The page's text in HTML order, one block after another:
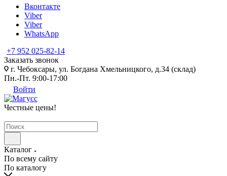
Вконтакте
Viber
Viber
WhatsApp
+7 952 025-82-14
Заказать звонок
г. Чебоксары, ул. Богдана Хмельницкого, д.34 (склад)
Пн.-Пт. 9:00-17:00
Войти
Честные цены!
Каталог
По всему сайту
По каталогу